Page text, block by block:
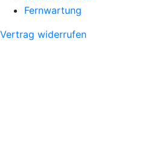
Fernwartung
Vertrag widerrufen